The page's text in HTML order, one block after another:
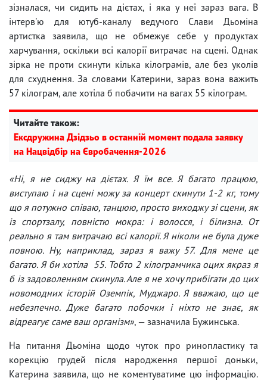
зізналася, чи сидить на дієтах, і яка у неї зараз вага. В
інтерв'ю для ютуб-каналу ведучого Слави Дьоміна
артистка заявила, що не обмежує себе у продуктах
харчування, оскільки всі калорії витрачає на сцені. Однак
зірка не проти скинути кілька кілограмів, але без уколів
для схуднення. За словами Катерини, зараз вона важить
57 кілограм, але хотіла б побачити на вагах 55 кілограм.
Читайте також:
Ексдружина Дзідзьо в останній момент подала заявку
на Нацвідбір на Євробачення-2026
«Ні, я не сиджу на дієтах. Я їм все. Я багато працюю,
виступаю і на сцені можу за концерт скинути 1-2 кг, тому
що я потужно співаю, танцюю, просто виходжу зі сцени, як
із спортзалу, повністю мокра: і волосся, і білизна. От
реально я там витрачаю всі калорії. Я ніколи не була дуже
повною. Ну, наприклад, зараз я важу 57. Для мене це
багато. Я би хотіла 55. Тобто 2 кілограмчика оцих якраз я
б із задоволенням скинула. Але я не хочу прибігати до цих
новомодних історій Оземпік, Муджаро. Я вважаю, що це
небезпечно. Дуже багато побочки і ніхто не знає, як
відреагує саме ваш організм», — зазначила Бужинська.
На питання Дьоміна щодо чуток про ринопластику та
корекцію грудей після народження першої доньки,
Катерина заявила, що не коментуватиме цю інформацію.